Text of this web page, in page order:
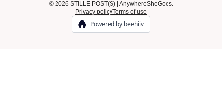
© 2026 STILLE POST(S) | AnywhereSheGoes.
Privacy policyTerms of use
Powered by beehiiv